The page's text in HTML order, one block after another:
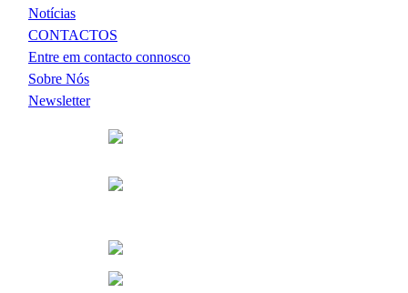
Notícias
CONTACTOS
Entre em contacto connosco
Sobre Nós
Newsletter